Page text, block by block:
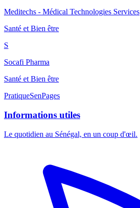
Meditechs - Médical Technologies Services
Santé et Bien être
S
Socafi Pharma
Santé et Bien être
PratiqueSenPages
Informations utiles
Le quotidien au Sénégal, en un coup d'œil.